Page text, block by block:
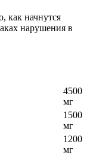
как начнутся
нарушения в
4500
мг
1500
мг
1200
мг